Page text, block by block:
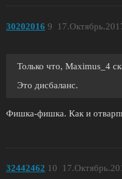
30202016 9
Только что, Maximus_4
Это дисбаланс.
Фишка-фишка. Как и
32442462 10